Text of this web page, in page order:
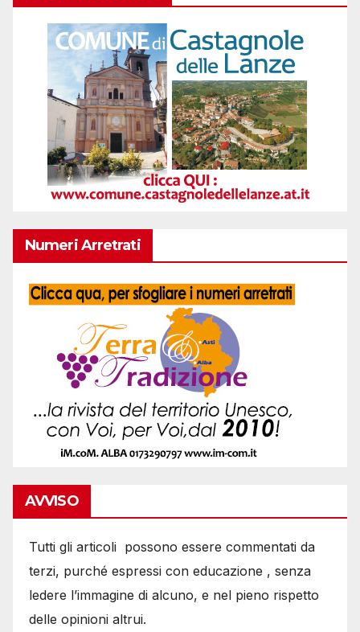
Numeri Arretrati
AVVISO
Tutti gli articoli possono essere commentati da
terzi, purché espressi con educazione , senza
ledere l’immagine di alcuno, e nel pieno rispetto
delle opinioni altrui.